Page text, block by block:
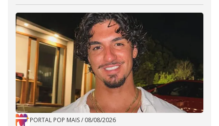
PORTAL POP MAIS/ 08/08/2026